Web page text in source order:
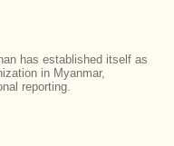
has established itself as
in Myanmar,
reporting.